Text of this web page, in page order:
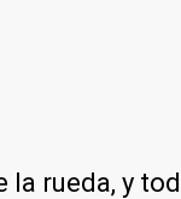
la rueda, y